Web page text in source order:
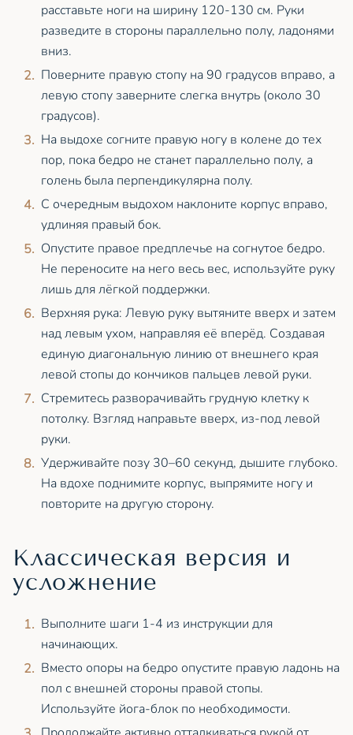
расставьте ноги на ширину 120-130 см. Руки
разведите в стороны параллельно полу, ладонями
вниз.
Поверните правую стопу на 90 градусов вправо, а
левую стопу заверните слегка внутрь (около 30
градусов).
На выдохе согните правую ногу в колене до тех
пор, пока бедро не станет параллельно полу, а
голень была перпендикулярна полу.
С очередным выдохом наклоните корпус вправо,
удлиняя правый бок.
Опустите правое предплечье на согнутое бедро.
Не переносите на него весь вес, используйте руку
лишь для лёгкой поддержки.
Верхняя рука: Левую руку вытяните вверх и затем
над левым ухом, направляя её вперёд. Создавая
единую диагональную линию от внешнего края
левой стопы до кончиков пальцев левой руки.
Стремитесь разворачивайть грудную клетку к
потолку. Взгляд направьте вверх, из-под левой
руки.
Удерживайте позу 30–60 секунд, дышите глубоко.
На вдохе поднимите корпус, выпрямите ногу и
повторите на другую сторону.
Классическая версия и
усложнение
Выполните шаги 1-4 из инструкции для
начинающих.
Вместо опоры на бедро опустите правую ладонь на
пол с внешней стороны правой стопы.
Используйте йога-блок по необходимости.